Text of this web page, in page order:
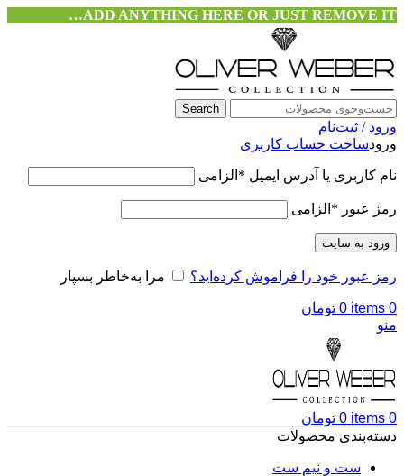
ADD ANYTHING HERE OR JUST REMOVE IT…
Search
ورود / ثبت‌نام
ورودساخت حساب کاربری
نام کاربری یا آدرس ایمیل * الزامی
رمز عبور * الزامی
ورود به سایت
رمز عبور خود را فراموش کرده‌اید؟ مرا به‌خاطر بسپار
0
items
0 تومان
منو
0
items
0 تومان
دسته‌بندی محصولات
ست و نیم ست